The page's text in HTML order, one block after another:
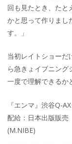
回も見たとき、たと
かと思って作りまし
す。」
当初レイトショーだ
ら急きょイブニング
一度で理解できるか
『エンマ』渋谷Q-
配給：日本出版販売
(M.NIBE)